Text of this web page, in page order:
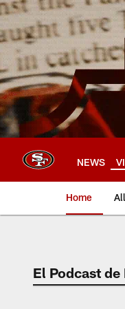
Skip
to
main
content
NEWS
Home
El Podcast de